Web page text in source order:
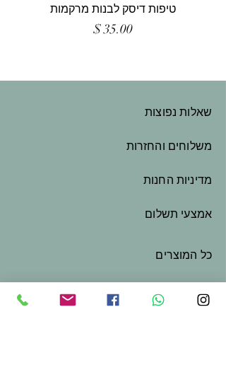
טיפות דיסק לבנות מרקמות
מחיר
שאלות נפוצות
משלוחים והחזרות
מדיניות החנות
אמצעי תשלום
כל המוצרים